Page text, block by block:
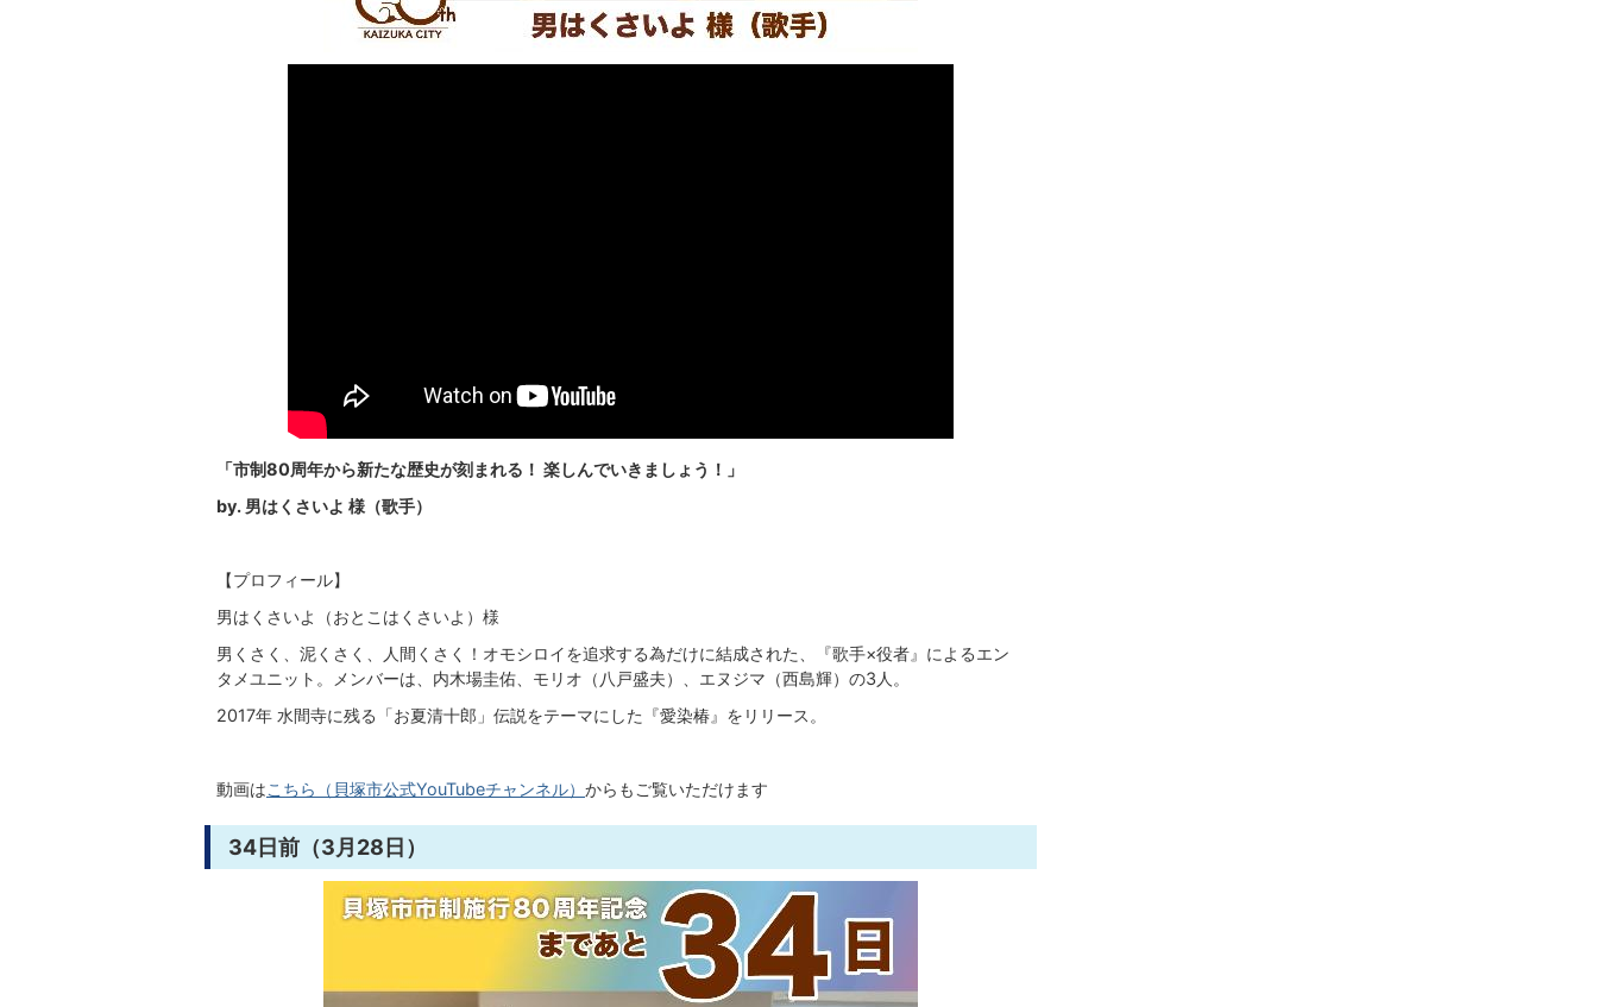
「市制80周年から新たな歴史が刻まれる！ 楽しんでいきましょう！」
by. 男はくさいよ 様（歌手）
【プロフィール】
男はくさいよ（おとこはくさいよ）様
男くさく、泥くさく、人間くさく！オモシロイを追求する為だけに結成された、『歌手×役者』によるエン
タメユニット。メンバーは、内木場圭佑、モリオ（八戸盛夫）、エヌジマ（西島輝）の3人。
2017年 水間寺に残る「お夏清十郎」伝説をテーマにした『愛染椿』をリリース。
動画はこちら（貝塚市公式YouTubeチャンネル） からもご覧いただけます
34日前（3月28日）